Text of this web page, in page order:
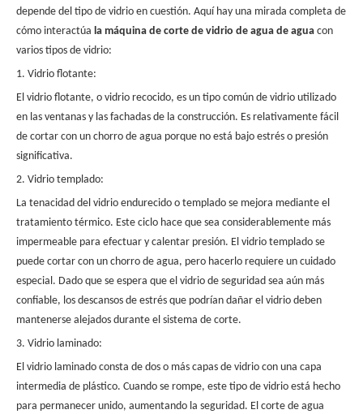
depende del tipo de vidrio en cuestión. Aquí hay una mirada completa de
cómo interactúa la máquina de corte de vidrio de agua de agua con
varios tipos de vidrio:
1. Vidrio flotante:
El vidrio flotante, o vidrio recocido, es un tipo común de vidrio utilizado
en las ventanas y las fachadas de la construcción. Es relativamente fácil
de cortar con un chorro de agua porque no está bajo estrés o presión
significativa.
2. Vidrio templado:
La tenacidad del vidrio endurecido o templado se mejora mediante el
tratamiento térmico. Este ciclo hace que sea considerablemente más
impermeable para efectuar y calentar presión. El vidrio templado se
puede cortar con un chorro de agua, pero hacerlo requiere un cuidado
especial. Dado que se espera que el vidrio de seguridad sea aún más
confiable, los descansos de estrés que podrían dañar el vidrio deben
mantenerse alejados durante el sistema de corte.
3. Vidrio laminado:
El vidrio laminado consta de dos o más capas de vidrio con una capa
intermedia de plástico. Cuando se rompe, este tipo de vidrio está hecho
para permanecer unido, aumentando la seguridad. El corte de agua